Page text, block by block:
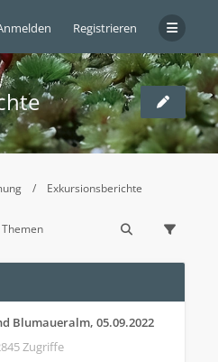
Registrieren
Exkursionsberichte
Blumaueralm, 05.09.2022
Zugriffe